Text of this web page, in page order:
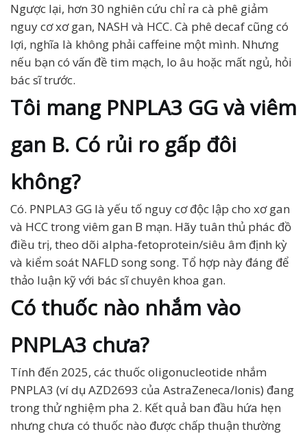
Ngược lại, hơn 30 nghiên cứu chỉ ra cà phê giảm
nguy cơ xơ gan, NASH và HCC. Cà phê decaf cũng có
lợi, nghĩa là không phải caffeine một mình. Nhưng
nếu bạn có vấn đề tim mạch, lo âu hoặc mất ngủ, hỏi
bác sĩ trước.
Tôi mang PNPLA3 GG và viêm
gan B. Có rủi ro gấp đôi
không?
Có. PNPLA3 GG là yếu tố nguy cơ độc lập cho xơ gan
và HCC trong viêm gan B mạn. Hãy tuân thủ phác đồ
điều trị, theo dõi alpha-fetoprotein/siêu âm định kỳ
và kiểm soát NAFLD song song. Tổ hợp này đáng để
thảo luận kỹ với bác sĩ chuyên khoa gan.
Có thuốc nào nhắm vào
PNPLA3 chưa?
Tính đến 2025, các thuốc oligonucleotide nhắm
PNPLA3 (ví dụ AZD2693 của AstraZeneca/Ionis) đang
trong thử nghiệm pha 2. Kết quả ban đầu hứa hẹn
nhưng chưa có thuốc nào được chấp thuận thường